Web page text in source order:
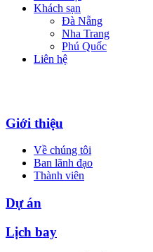
Khách sạn
Đà Nẵng
Nha Trang
Phú Quốc
Liên hệ
Giới thiệu
Về chúng tôi
Ban lãnh đạo
Thành viên
Dự án
Lịch bay